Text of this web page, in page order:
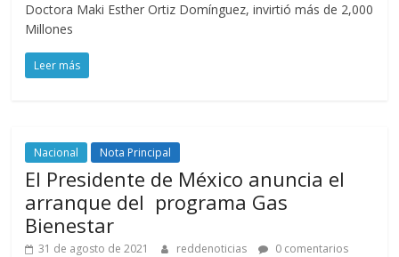
Doctora Maki Esther Ortiz Domínguez, invirtió más de 2,000
Millones
Leer más
Nacional Nota Principal
El Presidente de México anuncia el
arranque del programa Gas
Bienestar
31 de agosto de 2021 reddenoticias 0 comentarios